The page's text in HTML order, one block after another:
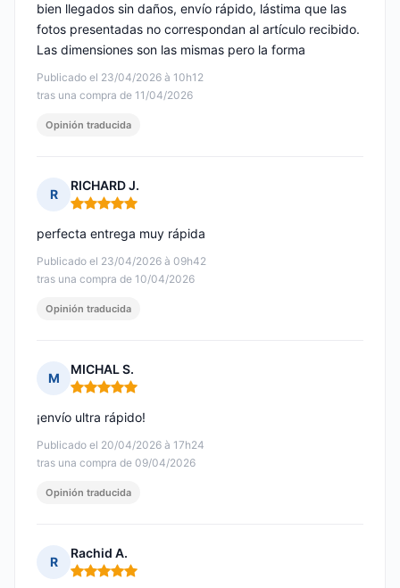
Publicado el 23/04/2026 à 10h12
tras una compra de 11/04/2026
bien llegados sin daños, envío rápido, lástima que las
fotos presentadas no correspondan al artículo recibido.
Las dimensiones son las mismas pero la forma
Opinión traducida
R
RICHARD J.
Nota: 5 de 5
Publicado el 23/04/2026 à 09h42
tras una compra de 10/04/2026
perfecta entrega muy rápida
Opinión traducida
M
MICHAL S.
Nota: 5 de 5
Publicado el 20/04/2026 à 17h24
tras una compra de 09/04/2026
¡envío ultra rápido!
Opinión traducida
R
Rachid A.
Nota: 5 de 5